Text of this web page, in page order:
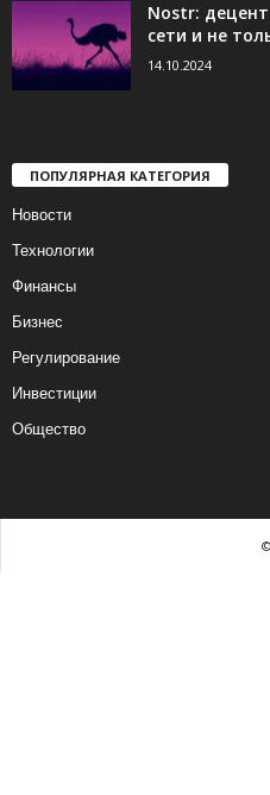
Nostr:
сети и не
14.10.2024
ПОПУЛЯРНАЯ КАТЕГОРИЯ
Новости
Технологии
Финансы
Бизнес
Регулирование
Инвестиции
Общество
©